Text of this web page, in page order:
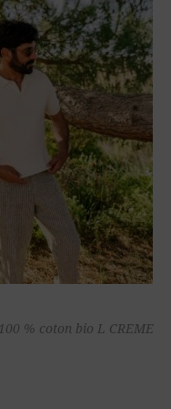
Ajouter au
% coton bio L CREME